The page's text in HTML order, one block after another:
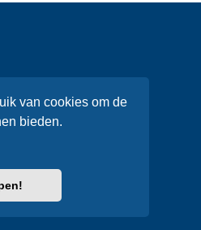
van cookies om de
bieden.